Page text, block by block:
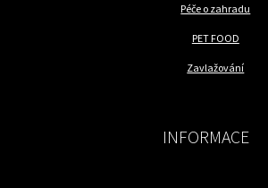
Péče o zahradu
PET FOOD
Zavlažování
INFORMACE